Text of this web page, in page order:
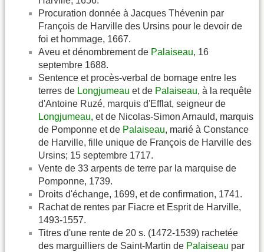
Procuration donnée à Jacques Thévenin par
François de Harville des Ursins pour le devoir de
foi et hommage, 1667.
Aveu et dénombrement de Palaiseau, 16
septembre 1688.
Sentence et procès-verbal de bornage entre les
terres de Longjumeau et de Palaiseau, à la requête
d'Antoine Ruzé, marquis d'Efflat, seigneur de
Longjumeau, et de Nicolas-Simon Arnauld, marquis
de Pomponne et de Palaiseau, marié à Constance
de Harville, fille unique de François de Harville des
Ursins; 15 septembre 1717.
Vente de 33 arpents de terre par la marquise de
Pomponne, 1739.
Droits d'échange, 1699, et de confirmation, 1741.
Rachat de rentes par Fiacre et Esprit de Harville,
1493-1557.
Titres d'une rente de 20 s. (1472-1539) rachetée
des marguilliers de Saint-Martin de Palaiseau par